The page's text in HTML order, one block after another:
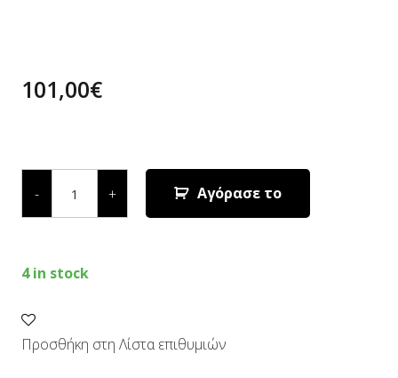
101,00€
-
ΜΠΑΤΑΡΙΑ
quantity
+ Αγόρασε το
4 in stock
Προσθήκη στη Λίστα επιθυμιών